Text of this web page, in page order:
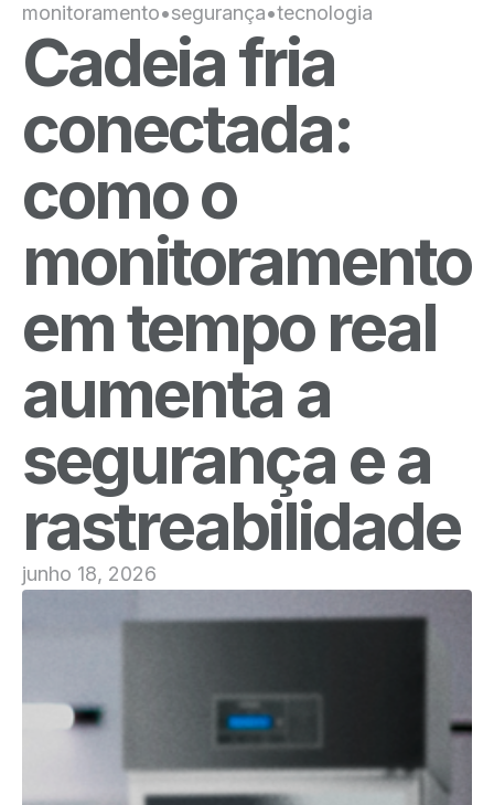
monitoramento•segurança•tecnologia
Cadeia fria
conectada:
como o
monitoramento
em tempo real
aumenta a
segurança e a
rastreabilidade
junho 18, 2026